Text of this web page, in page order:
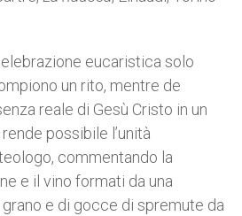
eucaristica solo
un rito, mentre de
reale di Gesù Cristo in un
possibile l’unità
commentando la
e il vino formati da una
e di gocce di spremute da